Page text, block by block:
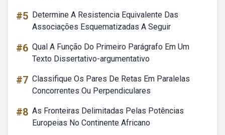
#5 Determine A Resistencia Equivalente Das
Associações Esquematizadas A Seguir
#6 Qual A Função Do Primeiro Parágrafo Em Um
Texto Dissertativo-argumentativo
#7 Classifique Os Pares De Retas Em Paralelas
Concorrentes Ou Perpendiculares
#8 As Fronteiras Delimitadas Pelas Potências
Europeias No Continente Africano